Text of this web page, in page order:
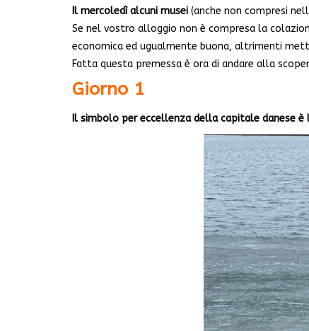
Il mercoledì alcuni musei (anche non compresi
Se nel vostro alloggio non è compresa la
economica ed ugualmente buona, altrimenti
Fatta questa premessa è ora di andare alla
Giorno 1
Il simbolo per eccellenza della capitale danese